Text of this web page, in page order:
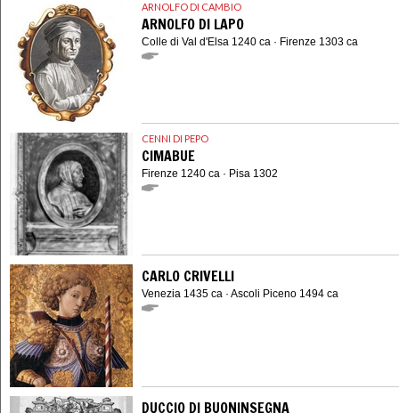
ARNOLFO DI CAMBIO
ARNOLFO DI LAPO
Colle di Val d'Elsa 1240 ca · Firenze 1303 ca
CENNI DI PEPO
CIMABUE
Firenze 1240 ca · Pisa 1302
CARLO CRIVELLI
Venezia 1435 ca · Ascoli Piceno 1494 ca
DUCCIO DI BUONINSEGNA